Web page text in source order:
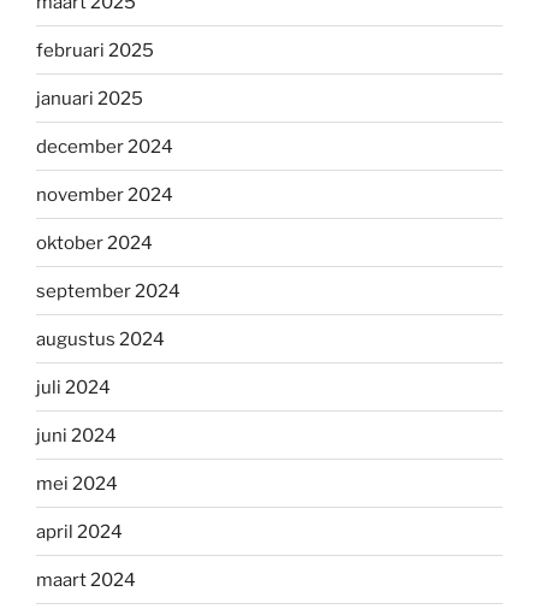
februari 2025
januari 2025
december 2024
november 2024
oktober 2024
september 2024
augustus 2024
juli 2024
juni 2024
mei 2024
april 2024
maart 2024